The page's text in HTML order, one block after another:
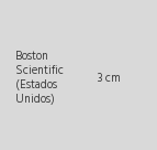
Boston
Scientific
(Estados
Unidos)
3 cm